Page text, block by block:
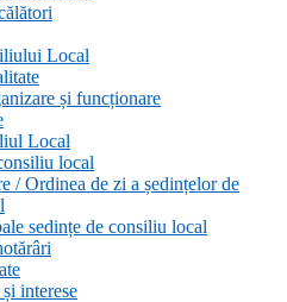
Local
și funcționare
Local
local
/ Ordinea de zi a ședințelor de
sedințe de consiliu local
interese